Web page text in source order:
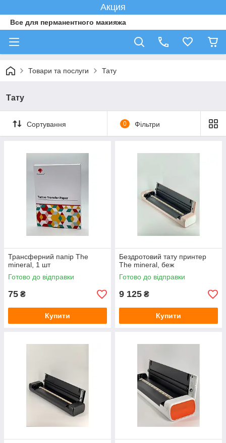
Акция
Все для перманентного макияжа
Товари та послуги Тату
Тату
Сортування 0 Фільтри
Трансферний папір The
mineral, 1 шт
Готово до відправки
75 ₴
Купити
Бездротовий тату принтер
The mineral, беж
Готово до відправки
9 125 ₴
Купити